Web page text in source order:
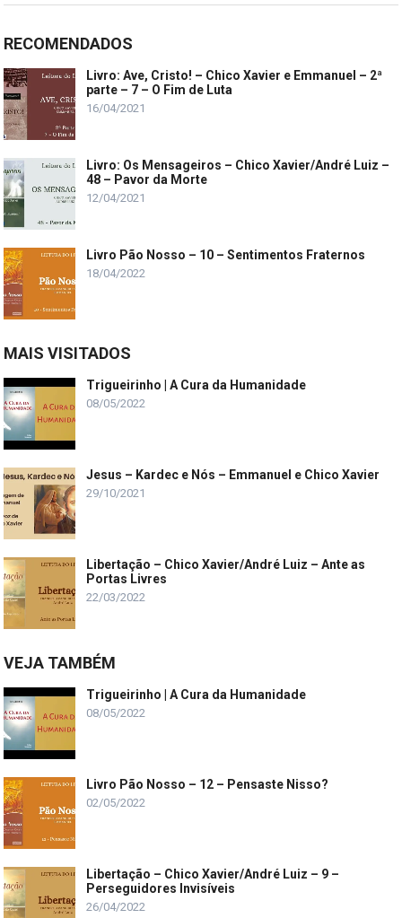
RECOMENDADOS
Livro: Ave, Cristo! – Chico Xavier e Emmanuel – 2ª
parte – 7 – O Fim de Luta
16/04/2021
Livro: Os Mensageiros – Chico Xavier/André Luiz –
48 – Pavor da Morte
12/04/2021
Livro Pão Nosso – 10 – Sentimentos Fraternos
18/04/2022
MAIS VISITADOS
Trigueirinho | A Cura da Humanidade
08/05/2022
Jesus – Kardec e Nós – Emmanuel e Chico Xavier
29/10/2021
Libertação – Chico Xavier/André Luiz – Ante as
Portas Livres
22/03/2022
VEJA TAMBÉM
Trigueirinho | A Cura da Humanidade
08/05/2022
Livro Pão Nosso – 12 – Pensaste Nisso?
02/05/2022
Libertação – Chico Xavier/André Luiz – 9 –
Perseguidores Invisíveis
26/04/2022